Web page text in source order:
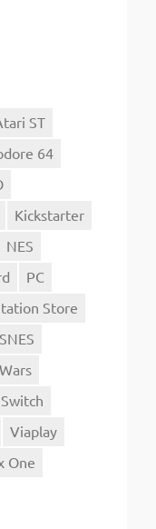
ST
64
Kickstarter
NES
PC
Store
SNES
Switch
Viaplay
One